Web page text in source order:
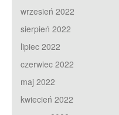
wrzesień 2022
sierpień 2022
lipiec 2022
czerwiec 2022
maj 2022
kwiecień 2022